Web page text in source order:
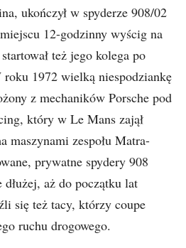
ukończył w spyderze 908/02
12-godzinny wyścig na
też jego kolega po
1972 wielką niespodziankę
z mechaników Porsche pod
który w Le Mans zajął
maszynami zespołu Matra-
prywatne spydery 908
aż do początku lat
się też tacy, którzy coupe
ruchu drogowego.